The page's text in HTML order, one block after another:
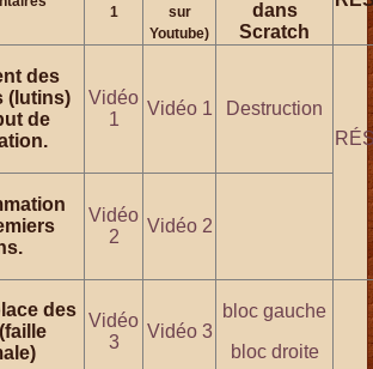
1
sur
Youtube)
dans
Scratch
des
(lutins)
de
Vidéo
1
Vidéo 1
Destruction
Vidéo
2
Vidéo 2
des
Vidéo
3
Vidéo 3
bloc gauche
bloc droite